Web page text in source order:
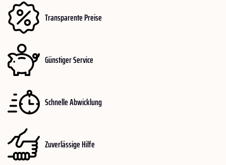
Transparente Preise
Günstiger Service
Schnelle Abwicklung
Zuverlässige Hilfe